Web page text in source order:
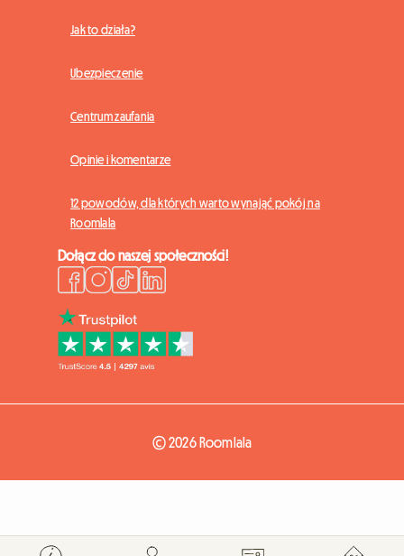
Jak to działa?
Ubezpieczenie
Centrum zaufania
Opinie i komentarze
12 powodów, dla których warto wynająć pokój na
Roomlala
Dołącz do naszej społeczności!
© 2026 Roomlala